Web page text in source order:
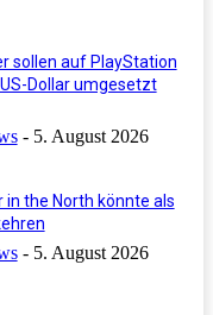
sollen auf PlayStation
Dollar umgesetzt
- 5. August 2026
in the North könnte als
- 5. August 2026